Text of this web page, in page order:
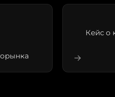
Кейс о
→